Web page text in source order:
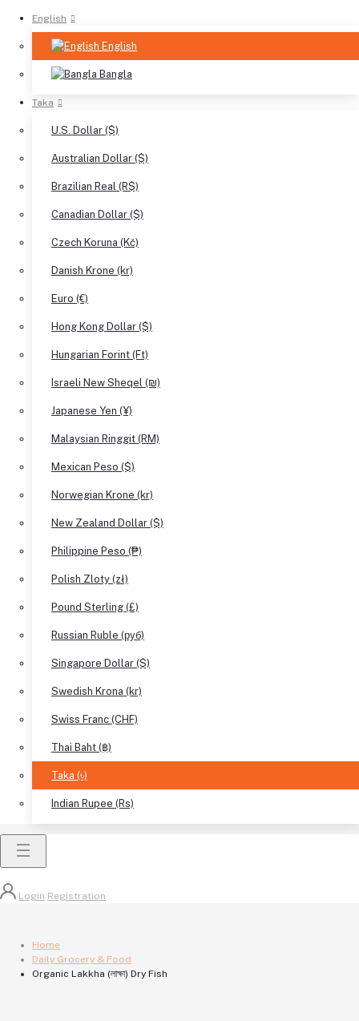
English
English
Bangla
Taka
U.S. Dollar ($)
Australian Dollar ($)
Brazilian Real (R$)
Canadian Dollar ($)
Czech Koruna (Kč)
Danish Krone (kr)
Euro (€)
Hong Kong Dollar ($)
Hungarian Forint (Ft)
Israeli New Sheqel (₪)
Japanese Yen (¥)
Malaysian Ringgit (RM)
Mexican Peso ($)
Norwegian Krone (kr)
New Zealand Dollar ($)
Philippine Peso (₱)
Polish Zloty (zł)
Pound Sterling (£)
Russian Ruble (руб)
Singapore Dollar ($)
Swedish Krona (kr)
Swiss Franc (CHF)
Thai Baht (฿)
Taka (৳)
Indian Rupee (Rs)
Login Registration
Home
Daily Grocery & Food
Organic Lakkha (লাক্ষা) Dry Fish